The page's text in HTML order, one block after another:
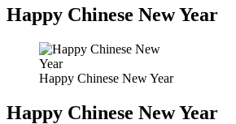
Happy Chinese New Year
Happy Chinese New Year
Happy Chinese New Year